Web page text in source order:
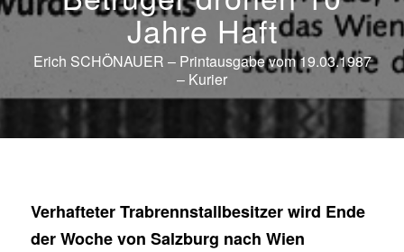
Jahre Haft
Erich SCHÖNAUER – Printausgabe vom 19.03.1987
– Kurier
Verhafteter Trabrennstallbesitzer wird Ende
der Woche von Salzburg nach Wien